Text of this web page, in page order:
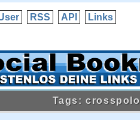
RSS API Links
Tags: crosspolo